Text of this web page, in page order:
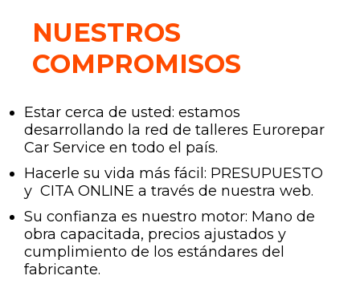
NUESTROS
COMPROMISOS
Estar cerca de usted: estamos
desarrollando la red de talleres Eurorepar
Car Service en todo el país.
Hacerle su vida más fácil: PRESUPUESTO
y CITA ONLINE a través de nuestra web.
Su confianza es nuestro motor: Mano de
obra capacitada, precios ajustados y
cumplimiento de los estándares del
fabricante.